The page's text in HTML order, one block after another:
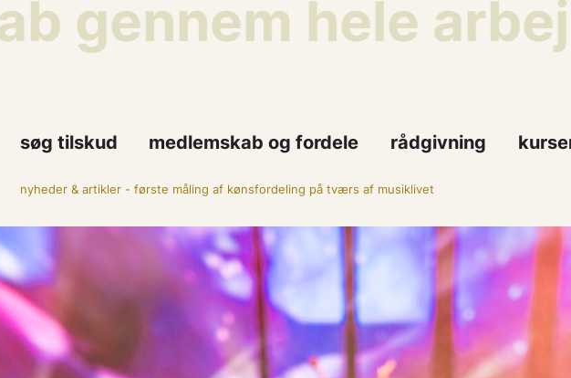
hele
søg tilskud medlemskab og fordele rådgivning
nyheder & artikler- første måling af kønsfordeling på tværs af musiklivet